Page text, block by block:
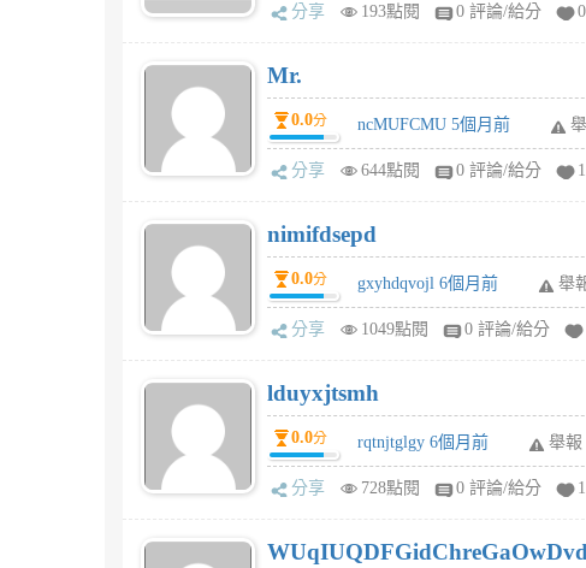
分享 193點閱 0 評論/給分 0
Mr.
0.0分 ncMUFCMU 5個月前
分享 644點閱 0 評論/給分 1
nimifdsepd
0.0分 gxyhdqvojl 6個月前 舉
分享 1049點閱 0 評論/給分
lduyxjtsmh
0.0分 rqtnjtglgy 6個月前 舉報
分享 728點閱 0 評論/給分 1